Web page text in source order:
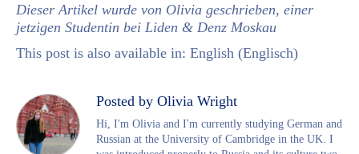
Dieser Artikel wurde von Olivia geschrieben, einer
jetzigen Studentin bei Liden & Denz Moskau
This post is also available in: English (Englisch)
Posted by Olivia Wright
Hi, I'm Olivia and I'm currently studying German and
Russian at the University of Cambridge in the UK. I